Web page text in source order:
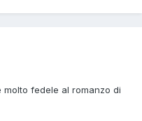
molto fedele al romanzo di